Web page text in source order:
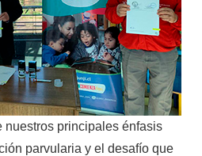
nuestros principales énfasis
parvularia y el desafío que